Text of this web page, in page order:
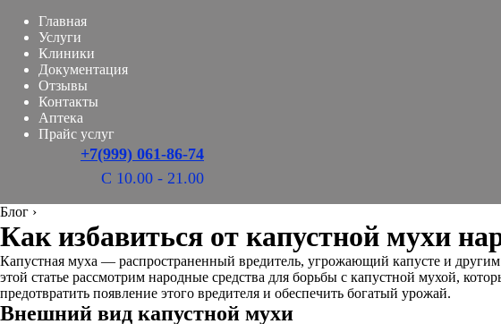
Главная
Услуги
Клиники
Документация
Отзывы
Контакты
Аптека
Прайс услуг
+7(999) 061-86-74
С 10.00 - 21.00
Блог ›
Как избавиться от капустной мухи
Капустная муха — распространенный вредитель, угрожающий капусте и
этой статье рассмотрим народные средства для борьбы с капустной мухой,
предотвратить появление этого вредителя и обеспечить богатый урожай.
Внешний вид капустной мухи